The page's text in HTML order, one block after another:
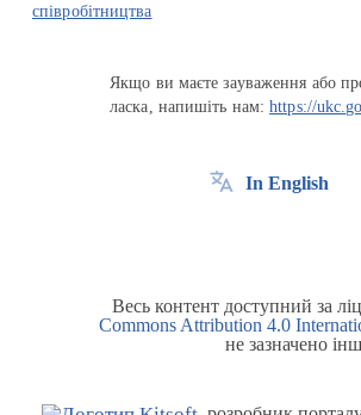
співробітництва
Якщо ви маєте зауваження або
ласка, напишіть нам:https://
In English
Весь контент доступний за
Commons Attribution 4.0
не зазначено